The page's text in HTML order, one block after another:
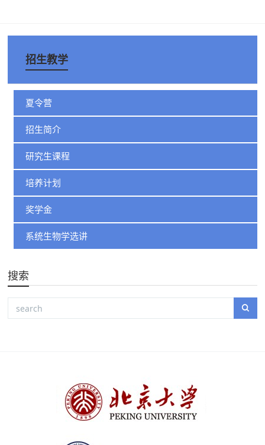
招生教学
夏令营
招生简介
研究生课程
培养计划
奖学金
系统生物学选讲
搜索